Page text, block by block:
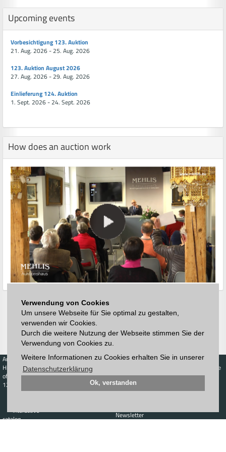
Verwendung von Cookies
Um unsere Webseite für Sie optimal zu gestalten,
verwenden wir Cookies.
Durch die weitere Nutzung der Webseite stimmen Sie der
Verwendung von Cookies zu.
Weitere Informationen zu Cookies erhalten Sie in unserer
Datenschutzerklärung
Ok, verstanden
Upcoming events
Vorbesichtigung 123. Auktion
21. Aug. 2026 - 25. Aug. 2026
123. Auktion August 2026
27. Aug. 2026 - 29. Aug. 2026
Einlieferung 124. Auktion
1. Sept. 2026 - 24. Sept. 2026
How does an auction work
Auctions
Highest acceptance
of bids
123. Auktion
Schedule
Interactive
catalog
Buy
Live-Auction
Calendar
Sell
Price Database
Highest acceptance
of bids
Newsletter